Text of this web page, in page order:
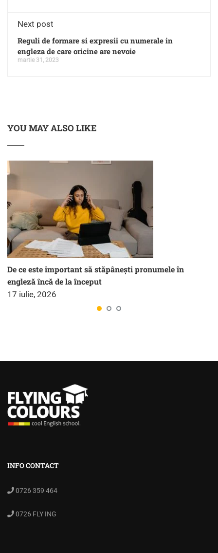
Next post
Reguli de formare si expresii cu numerale in
engleza de care oricine are nevoie
martie 31, 2023
YOU MAY ALSO LIKE
De ce este important să stăpânești pronumele în
engleză încă de la început
17 iulie, 2026
INFO CONTACT
0726 359 464
0726 FLY ING